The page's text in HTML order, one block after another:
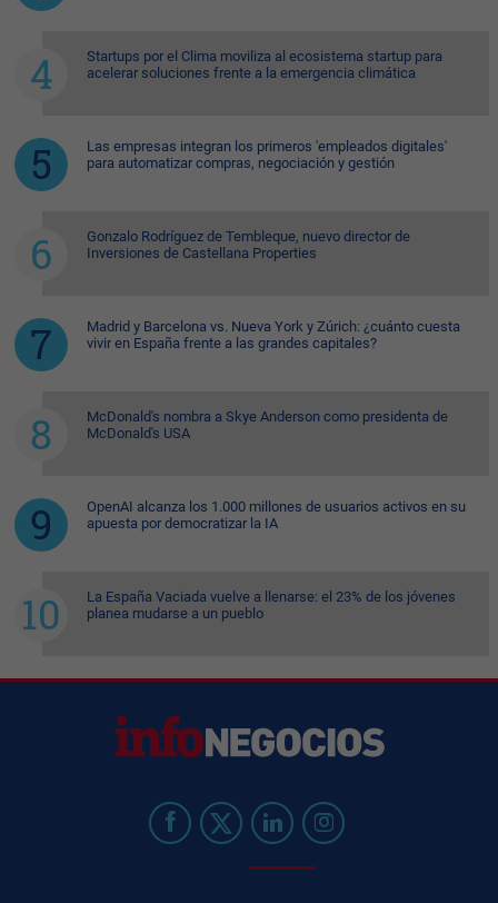
Startups por el Clima moviliza al ecosistema startup para
acelerar soluciones frente a la emergencia climática
Las empresas integran los primeros 'empleados digitales'
para automatizar compras, negociación y gestión
Gonzalo Rodríguez de Tembleque, nuevo director de
Inversiones de Castellana Properties
Madrid y Barcelona vs. Nueva York y Zúrich: ¿cuánto cuesta
vivir en España frente a las grandes capitales?
McDonald's nombra a Skye Anderson como presidenta de
McDonald's USA
OpenAI alcanza los 1.000 millones de usuarios activos en su
apuesta por democratizar la IA
La España Vaciada vuelve a llenarse: el 23% de los jóvenes
planea mudarse a un pueblo